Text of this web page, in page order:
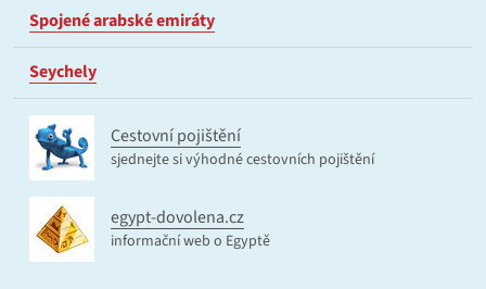
Spojené arabské emiráty
Seychely
Cestovní pojištění
sjednejte si výhodné cestovních pojištění
egypt-dovolena.cz
informační web o Egyptě